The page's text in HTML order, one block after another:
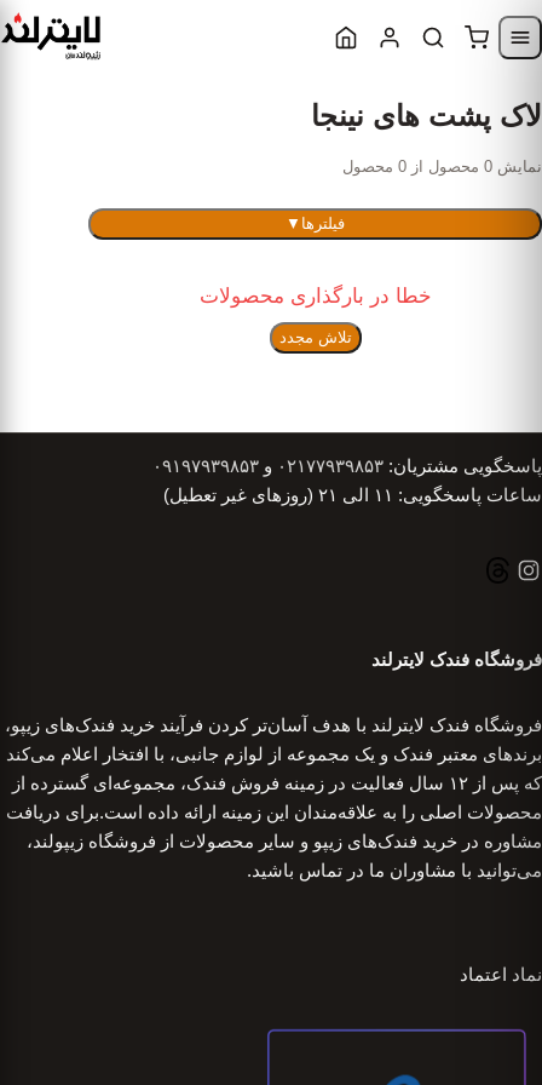
Skip to navigation
لاک پشت های نینجا
نمایش 0 محصول از 0 محصول
فیلترها ▼
خطا در بارگذاری محصولات
تلاش مجدد
پاسخگویی مشتریان: ۰۲۱۷۷۹۳۹۸۵۳ و ۰۹۱۹۷۹۳۹۸۵۳
ساعات پاسخگویی: ۱۱ الی ۲۱ (روزهای غیر تعطیل)
فروشگاه فندک لایترلند
فروشگاه فندک لایترلند با هدف آسان‌تر کردن فرآیند خرید فندک‌های زیپو،
برندهای معتبر فندک و یک مجموعه از لوازم جانبی، با افتخار اعلام می‌کند
که پس از ۱۲ سال فعالیت در زمینه فروش فندک، مجموعه‌ای گسترده از
محصولات اصلی را به علاقه‌مندان این زمینه ارائه داده است.برای دریافت
مشاوره در خرید فندک‌های زیپو و سایر محصولات از فروشگاه زیپولند،
می‌توانید با مشاوران ما در تماس باشید.
نماد اعتماد